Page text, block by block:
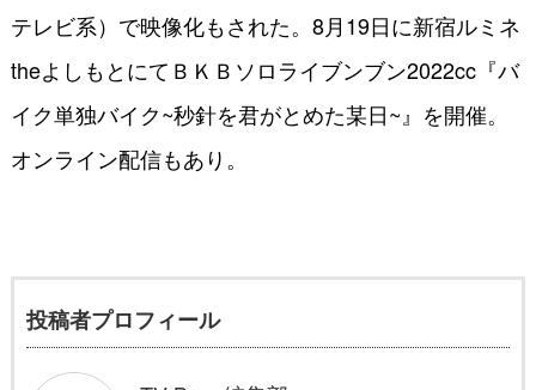
テレビ系）で映像化もされた。8月19日に新宿ルミネ
theよしもとにてＢＫＢソロライブンブン2022cc『バ
イク単独バイク~秒針を君がとめた某日~』を開催。
オンライン配信もあり。
投稿者プロフィール